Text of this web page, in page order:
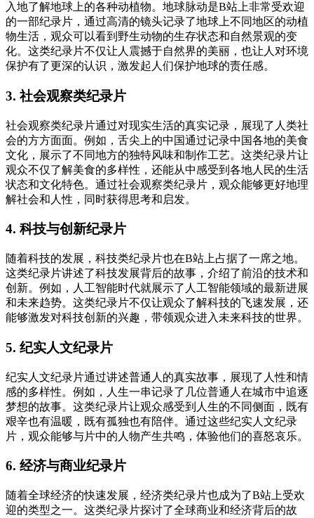
入地了解地球上的各种动植物。地球脉动是B站上非常受欢迎
的一部纪录片，通过高清的镜头记录了地球上不同地区的动植
物生活，观众可以看到野生动物的生存状态和自然景观的变
化。这类纪录片不仅让人震撼于自然界的美丽，也让人对环境
保护有了更深的认识，激发起人们保护地球的责任感。
3. 社会观察类纪录片
社会观察类纪录片通过对现实生活的真实记录，展现了人类社
会的方方面面。例如，舌尖上的中国通过记录中国各地的美食
文化，展示了不同地方的独特风味和制作工艺。这类纪录片让
观众不仅了解美食的多样性，还能从中感受到各地人民的生活
状态和文化特色。通过社会观察类纪录片，观众能够更好地理
解社会和人性，同时获得思考和启发。
4. 科技与创新纪录片
随着科技的发展，科技类纪录片也在B站上占据了一席之地。
这类纪录片讲述了科技发展背后的故事，介绍了前沿的技术和
创新。例如，人工智能时代就展示了人工智能领域的最新进展
和未来趋势。这类纪录片不仅让观众了解科技的飞速发展，还
能够激发对科技创新的兴趣，带领观众进入未来科技的世界。
5. 纪实人文纪录片
纪实人文纪录片通过讲述普通人的真实故事，展现了人性和情
感的多样性。例如，人生一串记录了几位普通人在城市中追逐
梦想的故事。这类纪录片让观众感受到人生的不同侧面，既有
艰辛也有温暖，既有孤独也有陪伴。通过这些纪实人文纪录
片，观众能够与片中的人物产生共鸣，体验他们的喜怒哀乐。
6. 经济与商业纪录片
随着全球经济的快速发展，经济类纪录片也成为了B站上受欢
迎的类型之一。这类纪录片探讨了全球商业和经济背后的故